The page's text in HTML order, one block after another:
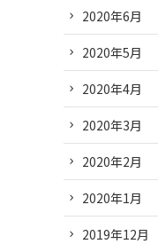
2020年6月
2020年5月
2020年4月
2020年3月
2020年2月
2020年1月
2019年12月